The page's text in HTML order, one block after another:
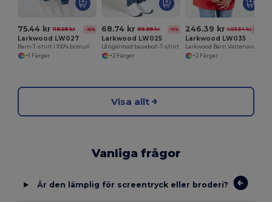
75.44 kr 118.58 kr -36%
Larkwood LW027
Barn-T-shirt i 100% bomull
+1 Färger
68.74 kr 99.98 kr -31%
Larkwood LW025
Långärmad baseboll-T-shirt
+2 Färger
246.39 kr 403.54 kr-39%
Larkwood LW035
+2 Färger
Visa allt
Vanliga frågor
Är den lämplig för screentryck eller broderi?